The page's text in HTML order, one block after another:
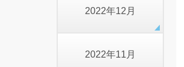
2022年12月
2022年11月